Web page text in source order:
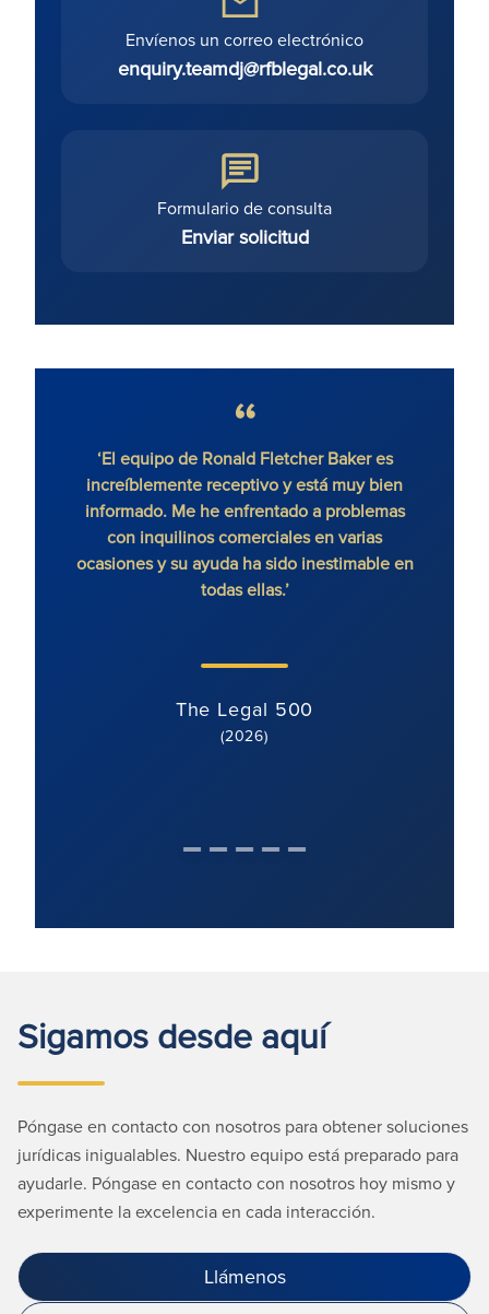
Envíenos un correo electrónico
enquiry.teamdj@rfblegal.co.uk
Formulario de consulta
Enviar solicitud
‘El equipo de Ronald Fletcher Baker es
increíblemente receptivo y está muy bien
informado. Me he enfrentado a problemas
con inquilinos comerciales en varias
ocasiones y su ayuda ha sido inestimable en
todas ellas.’
The Legal 500
(2026)
Sigamos desde aquí
Póngase en contacto con nosotros para obtener soluciones
jurídicas inigualables. Nuestro equipo está preparado para
ayudarle. Póngase en contacto con nosotros hoy mismo y
experimente la excelencia en cada interacción.
Llámenos